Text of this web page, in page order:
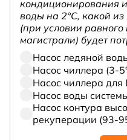
кондиционирования
воды на 2°С, какой
(при условии
магистрали) будет
Насос ледяной
Насос чиллера (3-
Насос чиллера
Насос воды
Насос контура
рекуперации (93-